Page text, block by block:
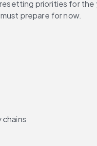
priorities for
prepare for now.